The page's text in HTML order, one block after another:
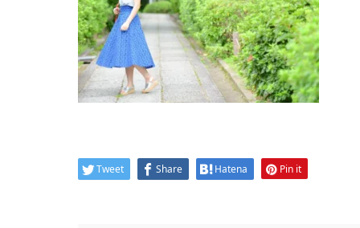
Tweet Share Hatena Pin it